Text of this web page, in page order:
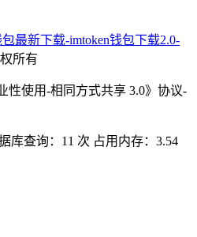
包最新下载-imtoken钱包下载2.0-
所有
性使用-相同方式共享 3.0》协议-
库查询：11 次 占用内存：3.54